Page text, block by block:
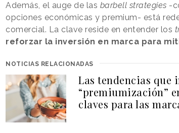
Además, el auge de las barbell strategies -
opciones económicas y premium- está
comercial. La clave reside en entender los
reforzar la inversión en marca para
NOTICIAS RELACIONADAS
Las tendencias que
“premiumización”
claves para las